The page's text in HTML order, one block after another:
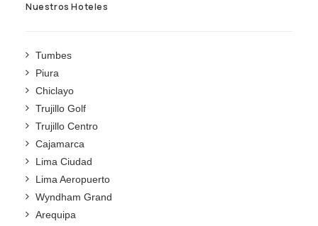
Nuestros Hoteles
Tumbes
Piura
Chiclayo
Trujillo Golf
Trujillo Centro
Cajamarca
Lima Ciudad
Lima Aeropuerto
Wyndham Grand
Arequipa